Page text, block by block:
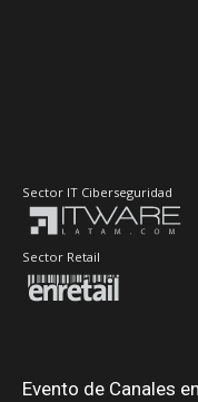
Sector IT Ciberseguridad
Sector Retail
Evento de Canales